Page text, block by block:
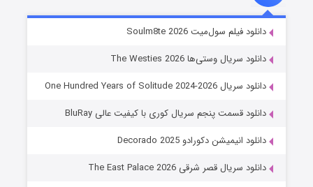
خاندان اژدها فصل ۳دانلود فیلم سول‌میت Soulm8te 2026
دانلود سریال وستی‌ها The Westies 2026
دانلود سریال One Hundred Years of Solitude 2024-2026
دانلود قسمت پنجم سریال کوری با کیفیت عالی BluRay
دانلود انیمیشن دکورادو Decorado 2025
دانلود سریال قصر شرقی The East Palace 2026